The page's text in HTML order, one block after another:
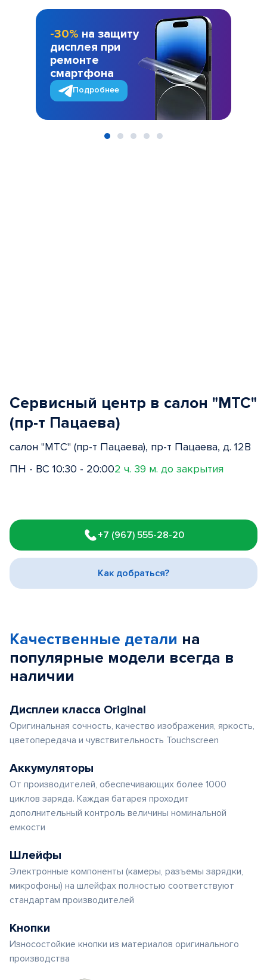
-30% на защиту
дисплея при
ремонте
смартфона
Подробнее
Сервисный центр в салон "МТС"
(пр-т Пацаева)
салон "МТС" (пр-т Пацаева), пр-т Пацаева, д. 12В
ПН - ВС 10:30 - 20:002 ч. 39 м. до закрытия
1
of
3
+7 (967) 555-28-20
Как добраться?
Качественные детали на
популярные модели всегда в
наличии
Дисплеи класса Original
Оригинальная сочность, качество изображения, яркость,
цветопередача и чувствительность Touchscreen
Аккумуляторы
От производителей, обеспечивающих более 1000
циклов заряда. Каждая батарея проходит
дополнительный контроль величины номинальной
емкости
Шлейфы
Электронные компоненты (камеры, разъемы зарядки,
микрофоны) на шлейфах полностью соответствуют
стандартам производителей
Кнопки
Износостойкие кнопки из материалов оригинального
производства